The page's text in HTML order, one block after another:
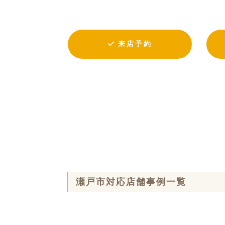
来店予約
瀬戸市対応店舗事例一覧